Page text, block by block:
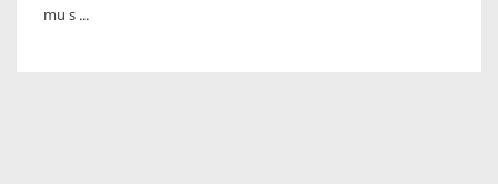
mu s ...